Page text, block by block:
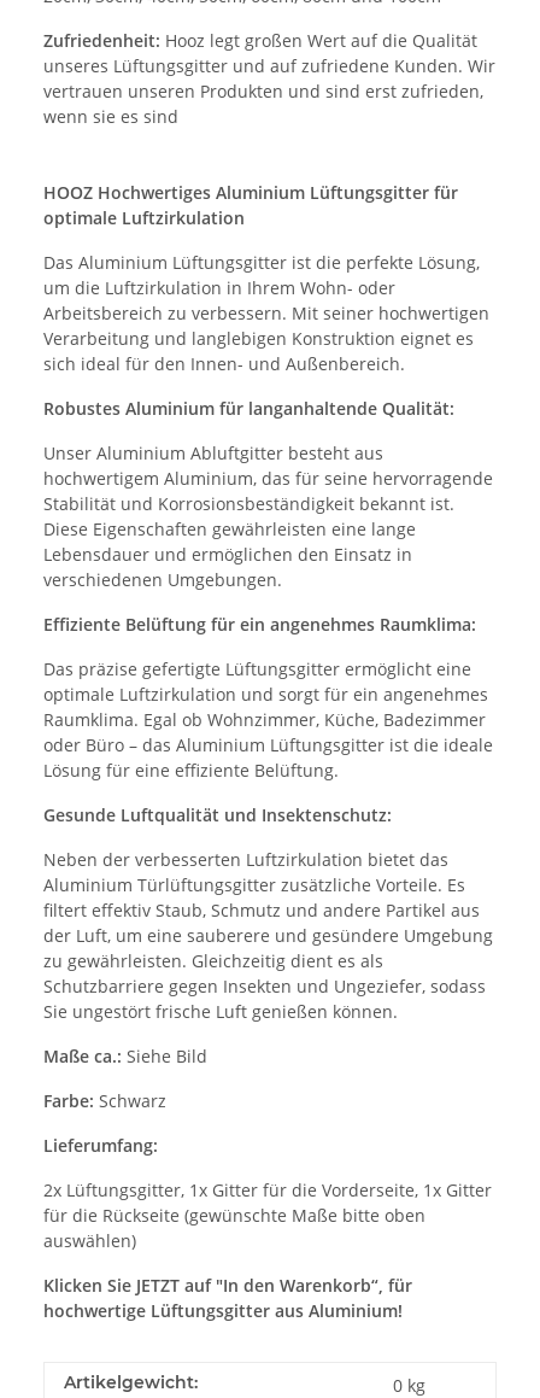
Zufriedenheit: Hooz legt großen Wert auf die Qualität
unseres Lüftungsgitter und auf zufriedene Kunden. Wir
vertrauen unseren Produkten und sind erst zufrieden,
wenn sie es sind
HOOZ Hochwertiges Aluminium Lüftungsgitter für
optimale Luftzirkulation
Das Aluminium Lüftungsgitter ist die perfekte Lösung,
um die Luftzirkulation in Ihrem Wohn- oder
Arbeitsbereich zu verbessern. Mit seiner hochwertigen
Verarbeitung und langlebigen Konstruktion eignet es
sich ideal für den Innen- und Außenbereich.
Robustes Aluminium für langanhaltende Qualität:
Unser Aluminium Abluftgitter besteht aus
hochwertigem Aluminium, das für seine hervorragende
Stabilität und Korrosionsbeständigkeit bekannt ist.
Diese Eigenschaften gewährleisten eine lange
Lebensdauer und ermöglichen den Einsatz in
verschiedenen Umgebungen.
Effiziente Belüftung für ein angenehmes Raumklima:
Das präzise gefertigte Lüftungsgitter ermöglicht eine
optimale Luftzirkulation und sorgt für ein angenehmes
Raumklima. Egal ob Wohnzimmer, Küche, Badezimmer
oder Büro – das Aluminium Lüftungsgitter ist die ideale
Lösung für eine effiziente Belüftung.
Gesunde Luftqualität und Insektenschutz:
Neben der verbesserten Luftzirkulation bietet das
Aluminium Türlüftungsgitter zusätzliche Vorteile. Es
filtert effektiv Staub, Schmutz und andere Partikel aus
der Luft, um eine sauberere und gesündere Umgebung
zu gewährleisten. Gleichzeitig dient es als
Schutzbarriere gegen Insekten und Ungeziefer, sodass
Sie ungestört frische Luft genießen können.
Maße ca.: Siehe Bild
Farbe: Schwarz
Lieferumfang:
2x Lüftungsgitter, 1x Gitter für die Vorderseite, 1x Gitter
für die Rückseite (gewünschte Maße bitte oben
auswählen)
Klicken Sie JETZT auf "In den Warenkorb“, für
hochwertige Lüftungsgitter aus Aluminium!
Artikelgewicht: 0 kg